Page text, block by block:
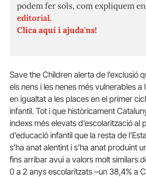
podem fer sols, com expliquem en
editorial.
Clica aquí i ajuda'ns!
Save the Children alerta de l’exclusió
els nens i les nenes més vulnerables a
en igualtat a les places en el primer
infantil. Tot i que històricament
índexs més elevats d’escolarització al
d’educació infantil que la resta de
s’ha anat alentint i s’ha anat produint
fins arribar avui a valors molt similars
0 a 2 anys escolaritzats –un 38,4% a